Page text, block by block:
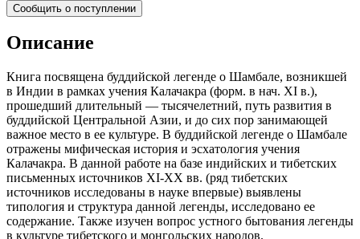
Сообщить о поступлении
Описание
Книга посвящена буддийской легенде о Шамбале, возникшей
в Индии в рамках учения Калачакра (форм. в нач. XI в.),
прошедший длительный — тысячелетний, путь развития в
буддийской Центральной Азии, и до сих пор занимающей
важное место в ее культуре. В буддийской легенде о Шамбале
отражены мифическая история и эсхатология учения
Калачакра. В данной работе на базе индийских и тибетских
письменных источников XI-XX вв. (ряд тибетских
источников исследованы в науке впервые) выявлены
типология и структура данной легенды, исследовано ее
содержание. Также изучен вопрос устного бытования легенды
в культуре тибетского и монгольских народов.